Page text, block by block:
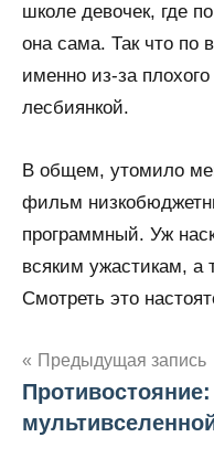
школе девочек, где
она сама. Так что по
именно из-за
лесбиянкой.
В общем, утомило
фильм
программный. Уж
всяким ужастикам, а
Смотреть это
Навигация
по
Предыдущая запись